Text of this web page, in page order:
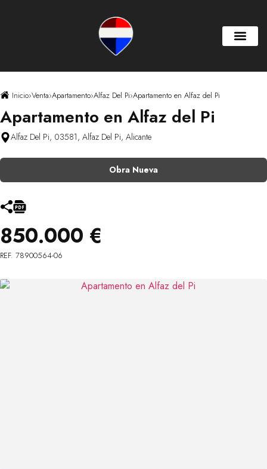
Inicio›Venta›Apartamento›Alfaz Del Pi›Apartamento en Alfaz del Pi
Apartamento en Alfaz del Pi
Alfaz Del Pi, 03581, Alfaz Del Pi, Alicante
Obra Nueva
850.000 €
REF. 78900564-06